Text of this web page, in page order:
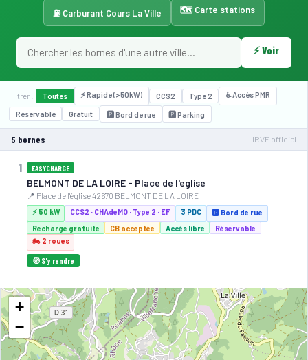
⛽ Carburant Cours La Ville 🗺️ Carte stations
⚡ Voir
Filtrer : Toutes ⚡ Rapide (>50kW) CCS2 Type 2 ♿ Accès PMR
Réservable Gratuit 🅿️ Bord de rue 🅿️ Parking
5 bornes IRVE officiel
1 EASYCHARGE
BELMONT DE LA LOIRE - Place de l'eglise
📍 Place de l'église 42670 BELMONT DE LA LOIRE
⚡ 50 kW CCS2 · CHAdeMO · Type 2 · EF 3 PDC
🅿️ Bord de rue
Recharge gratuite
CB acceptée Accès libre
Réservable
🏍️ 2 roues
🧭 S'y rendre
2 QOVOLTIS
RUE DU COMMERCE
📍 RUE DU COMMERCE 69470 COURS
⚡ 22 kW CCS2 · Type 2 2 PDC 🅿️ Parking public
CB acceptée
♿ Accessible PMR
Accès libre
+
−